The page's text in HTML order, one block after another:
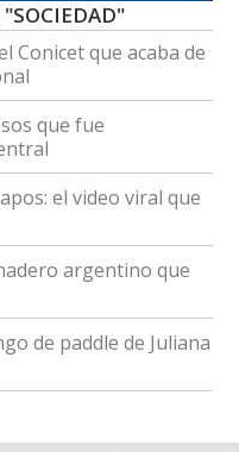
Conicet que acaba de
que fue
el video viral que
argentino que
de paddle de Juliana